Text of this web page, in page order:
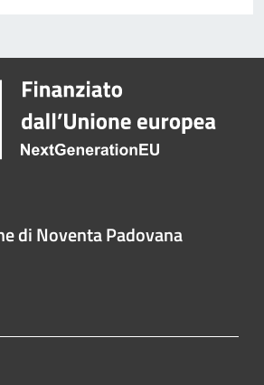
di Noventa Padovana